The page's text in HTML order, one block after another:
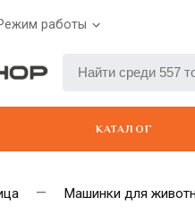
работы
КАТАЛОГ
Машинки для